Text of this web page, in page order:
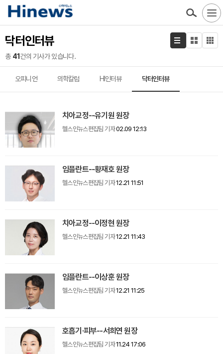
닥터인터뷰
총 41 건의 기사가 있습니다.
오피니언 의학칼럼 HI인터뷰 닥터인터뷰
치아교정--유기원 원장
헬스인뉴스편집팀 기자02.09 12:13
임플란트--황재호 원장
헬스인뉴스편집팀 기자12.21 11:51
치아교정--이정현 원장
헬스인뉴스편집팀 기자12.21 11:43
임플란트--이상훈 원장
헬스인뉴스편집팀 기자12.21 11:25
호흡기·피부--서희연 원장
헬스인뉴스편집팀 기자11.24 17:06